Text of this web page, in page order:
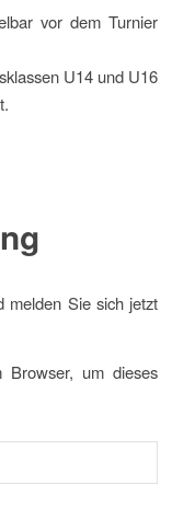
vor dem Turnier
U14 und U16
melden Sie sich jetzt
Browser, um dieses